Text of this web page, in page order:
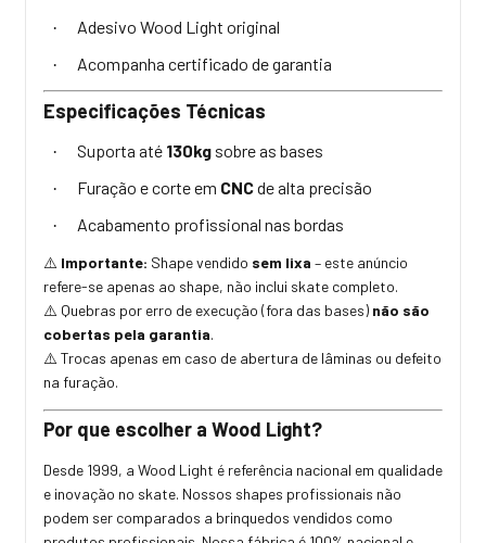
· Adesivo Wood Light original
· Acompanha certificado de garantia
Especificações Técnicas
· Suporta até 130kg sobre as bases
· Furação e corte em CNCde alta precisão
· Acabamento profissional nas bordas
⚠️ Importante: Shape vendido sem lixa – este anúncio
refere-se apenas ao shape, não inclui skate completo.
⚠️ Quebras por erro de execução (fora das bases) não são
cobertas pela garantia.
⚠️ Trocas apenas em caso de abertura de lâminas ou defeito
na furação.
Por que escolher a Wood Light?
Desde 1999, a Wood Light é referência nacional em qualidade
e inovação no skate. Nossos shapes profissionais não
podem ser comparados a brinquedos vendidos como